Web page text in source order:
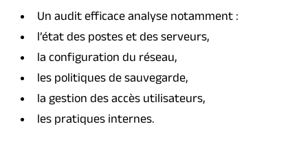
Un audit efficace analyse notamment :
l’état des postes et des serveurs,
la configuration du réseau,
les politiques de sauvegarde,
la gestion des accès utilisateurs,
les pratiques internes.